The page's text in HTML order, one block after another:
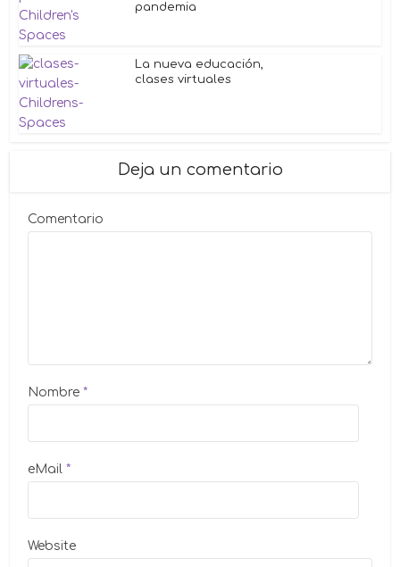
pandemia
La nueva educación,
clases virtuales
Deja un comentario
Comentario
Nombre *
eMail *
Website